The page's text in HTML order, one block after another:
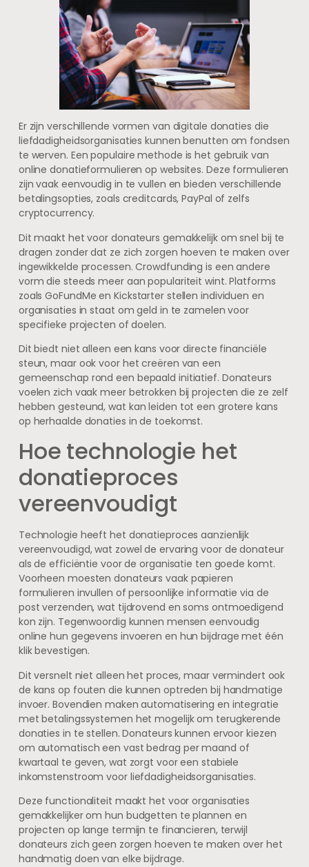
Er zijn verschillende vormen van digitale donaties die
liefdadigheidsorganisaties kunnen benutten om fondsen
te werven. Een populaire methode is het gebruik van
online donatieformulieren op websites. Deze formulieren
zijn vaak eenvoudig in te vullen en bieden verschillende
betalingsopties, zoals creditcards, PayPal of zelfs
cryptocurrency.
Dit maakt het voor donateurs gemakkelijk om snel bij te
dragen zonder dat ze zich zorgen hoeven te maken over
ingewikkelde processen. Crowdfunding is een andere
vorm die steeds meer aan populariteit wint. Platforms
zoals GoFundMe en Kickstarter stellen individuen en
organisaties in staat om geld in te zamelen voor
specifieke projecten of doelen.
Dit biedt niet alleen een kans voor directe financiële
steun, maar ook voor het creëren van een
gemeenschap rond een bepaald initiatief. Donateurs
voelen zich vaak meer betrokken bij projecten die ze zelf
hebben gesteund, wat kan leiden tot een grotere kans
op herhaalde donaties in de toekomst.
Hoe technologie het
donatieproces
vereenvoudigt
Technologie heeft het donatieproces aanzienlijk
vereenvoudigd, wat zowel de ervaring voor de donateur
als de efficiëntie voor de organisatie ten goede komt.
Voorheen moesten donateurs vaak papieren
formulieren invullen of persoonlijke informatie via de
post verzenden, wat tijdrovend en soms ontmoedigend
kon zijn. Tegenwoordig kunnen mensen eenvoudig
online hun gegevens invoeren en hun bijdrage met één
klik bevestigen.
Dit versnelt niet alleen het proces, maar vermindert ook
de kans op fouten die kunnen optreden bij handmatige
invoer. Bovendien maken automatisering en integratie
met betalingssystemen het mogelijk om terugkerende
donaties in te stellen. Donateurs kunnen ervoor kiezen
om automatisch een vast bedrag per maand of
kwartaal te geven, wat zorgt voor een stabiele
inkomstenstroom voor liefdadigheidsorganisaties.
Deze functionaliteit maakt het voor organisaties
gemakkelijker om hun budgetten te plannen en
projecten op lange termijn te financieren, terwijl
donateurs zich geen zorgen hoeven te maken over het
handmatig doen van elke bijdrage.